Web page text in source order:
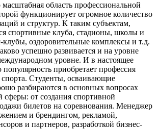
область профессиональной
функционирует огромное количество
и структур. К таким субъектам,
спортивные клуба, стадионы, школы и
оздоровительные комплексы и т.д.
успешно развивается и на уровне
уровне. И в настоящее
приобретает профессия
Студенты, осваивающие
разбираются в основных вопросах
сферы: от создания спортивной
билетов на соревнования. Менеджер
и брендингом, рекламой,
и партнеров, разработкой бизнес-